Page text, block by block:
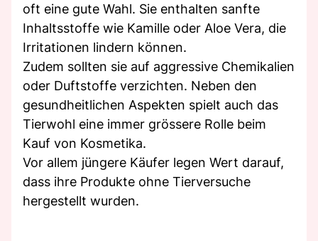
oft eine gute Wahl. Sie enthalten sanfte
Inhaltsstoffe wie Kamille oder Aloe Vera, die
Irritationen lindern können.
Zudem sollten sie auf aggressive Chemikalien
oder Duftstoffe verzichten. Neben den
gesundheitlichen Aspekten spielt auch das
Tierwohl eine immer grössere Rolle beim
Kauf von Kosmetika.
Vor allem jüngere Käufer legen Wert darauf,
dass ihre Produkte ohne Tierversuche
hergestellt wurden.